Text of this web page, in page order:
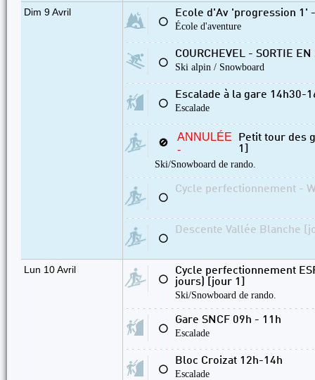
Dim 9 Avril
⚪
Ecole d'Av 'progression 1'
École d'aventure
⚪
COURCHEVEL - SORTIE EN
Ski alpin / Snowboard
⚪
Escalade à la gare 14h30-
Escalade
🚫
ANNULÉE
-
Petit tour des
1]
Ski/Snowboard de rando.
⚪
Cycle perfectionnement -
⚪
Descente Vallée Blanche
Lun 10 Avril
⚪
Cycle perfectionnement
jours) [jour 1]
Ski/Snowboard de rando.
⚪
Gare SNCF 09h - 11h
Escalade
⚪
Bloc Croizat 12h-14h
Escalade